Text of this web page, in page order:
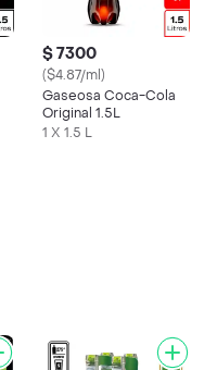
$ 7300
($4.87/ml)
Gaseosa Coca-Cola
Original 1.5L
1 X 1.5 L